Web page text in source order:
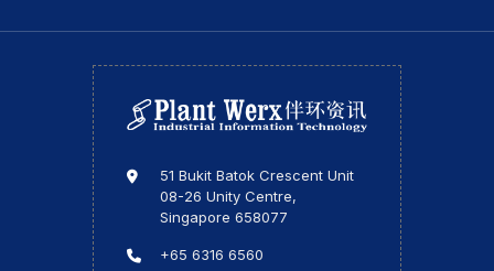
51 Bukit Batok Crescent Unit
08-26 Unity Centre,
Singapore 658077
+65 6316 6560